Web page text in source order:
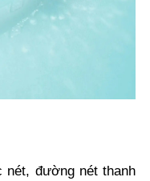
nét, đường nét thanh